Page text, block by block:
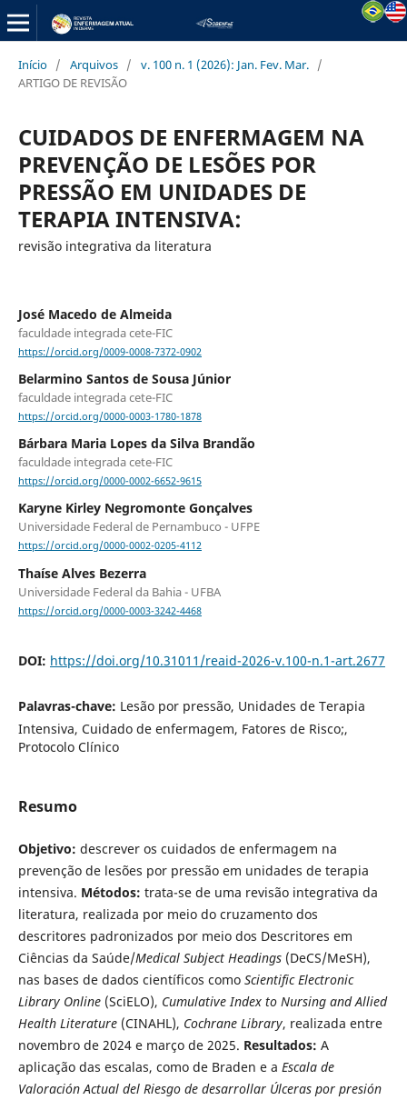
Início / Arquivos / v. 100 n. 1 (2026): Jan. Fev. Mar. /
ARTIGO DE REVISÃO
CUIDADOS DE ENFERMAGEM NA
PREVENÇÃO DE LESÕES POR
PRESSÃO EM UNIDADES DE
TERAPIA INTENSIVA:
revisão integrativa da literatura
José Macedo de Almeida
faculdade integrada cete-FIC
https://orcid.org/0009-0008-7372-0902
Belarmino Santos de Sousa Júnior
faculdade integrada cete-FIC
https://orcid.org/0000-0003-1780-1878
Bárbara Maria Lopes da Silva Brandão
faculdade integrada cete-FIC
https://orcid.org/0000-0002-6652-9615
Karyne Kirley Negromonte Gonçalves
Universidade Federal de Pernambuco - UFPE
https://orcid.org/0000-0002-0205-4112
Thaíse Alves Bezerra
Universidade Federal da Bahia - UFBA
https://orcid.org/0000-0003-3242-4468
DOI: https://doi.org/10.31011/reaid-2026-v.100-n.1-art.2677
Palavras-chave: Lesão por pressão, Unidades de Terapia
Intensiva, Cuidado de enfermagem, Fatores de Risco;,
Protocolo Clínico
Resumo
Objetivo: descrever os cuidados de enfermagem na
prevenção de lesões por pressão em unidades de terapia
intensiva. Métodos: trata-se de uma revisão integrativa da
literatura, realizada por meio do cruzamento dos
descritores padronizados por meio dos Descritores em
Ciências da Saúde/Medical Subject Headings (DeCS/MeSH),
nas bases de dados científicos como Scientific Electronic
Library Online(SciELO), Cumulative Index to Nursing and Allied
Health Literature(CINAHL), Cochrane Library, realizada entre
novembro de 2024 e março de 2025. Resultados: A
aplicação das escalas, como de Braden e a Escala de
Valoración Actual del Riesgo de desarrollar Úlceras por presión